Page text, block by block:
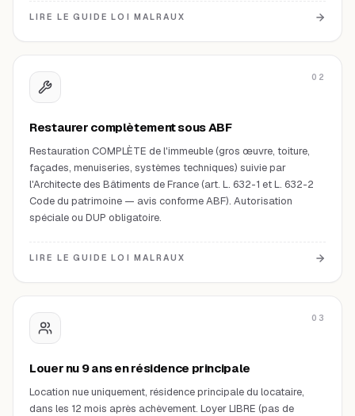
LIRE LE GUIDE LOI MALRAUX
02
Restaurer complètement sous ABF
Restauration COMPLÈTE de l'immeuble (gros œuvre, toiture,
façades, menuiseries, systèmes techniques) suivie par
l'Architecte des Bâtiments de France (art. L. 632-1 et L. 632-2
Code du patrimoine — avis conforme ABF). Autorisation
spéciale ou DUP obligatoire.
LIRE LE GUIDE LOI MALRAUX
03
Louer nu 9 ans en résidence principale
Location nue uniquement, résidence principale du locataire,
dans les 12 mois après achèvement. Loyer LIBRE (pas de